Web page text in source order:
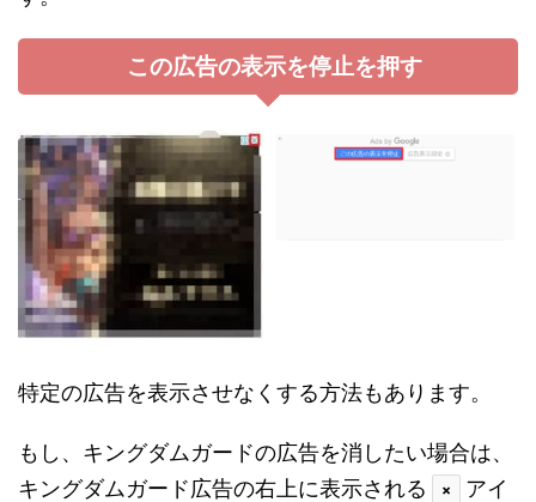
この広告の表示を停止を押す
特定の広告を表示させなくする方法もあります。
もし、キングダムガードの広告を消したい場合は、
キングダムガード広告の右上に表示される
×
アイ